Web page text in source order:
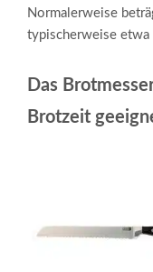
Normalerweise
typischerweise etwa
Das
Brotzeit